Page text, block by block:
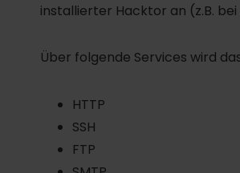
installierter Hacktor an (z.B. bei
Über folgende Services wird
HTTP
SSH
FTP